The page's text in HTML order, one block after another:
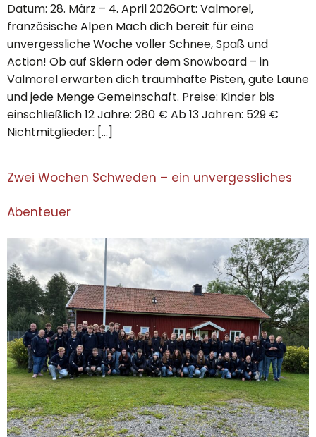
Datum: 28. März – 4. April 2026Ort: Valmorel,
französische Alpen Mach dich bereit für eine
unvergessliche Woche voller Schnee, Spaß und
Action! Ob auf Skiern oder dem Snowboard – in
Valmorel erwarten dich traumhafte Pisten, gute Laune
und jede Menge Gemeinschaft. Preise: Kinder bis
einschließlich 12 Jahre: 280 € Ab 13 Jahren: 529 €
Nichtmitglieder: […]
Zwei Wochen Schweden – ein unvergessliches
Abenteuer